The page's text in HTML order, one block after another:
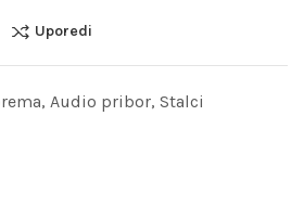
Uporedi
, Audio pribor, Stalci